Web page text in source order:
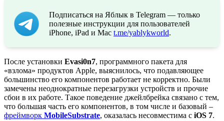
Подписаться на Яблык в Telegram — только
полезные инструкции для пользователей
iPhone, iPad и Mac t.me/yablykworld.
После установки Evasi0n7, программного пакета для
«взлома» продуктов Apple, выяснилось, что подавляющее
большинство его компонентов работает не корректно. Были
замечены неоднократные перезагрузки устройств и прочие
сбои в их работе. Такое поведение джейлбрейка связано с тем,
что большая часть его компонентов, в том числе и базовый –
фреймворк MobileSubstrate, оказалась несовместима с iOS 7.